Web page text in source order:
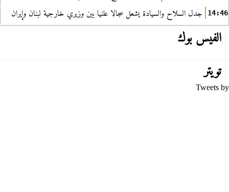
14:46 جدل السلاح والسيادة يشعل سجالا علنيا بين وزيري خارجية لبنان وإيران
الفيس بوك
تويتر
Tweets by